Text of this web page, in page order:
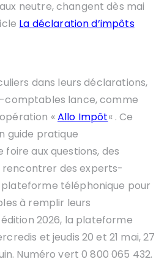
neutre, changent dès mai
La déclaration d’impôts
dans leurs déclarations,
comptables lance, comme
«Allo Impôt« . Ce
guide pratique
aux questions, des
des experts-
téléphonique pour
à remplir leurs
2026, la plateforme
et jeudis 20 et 21 mai, 27
Numéro vert 0 800 065 432.